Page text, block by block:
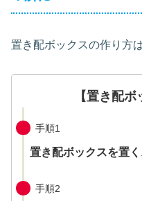
置き配ボックスの作り方
【置き配ボ
手順1
置き配ボックスを置
手順2